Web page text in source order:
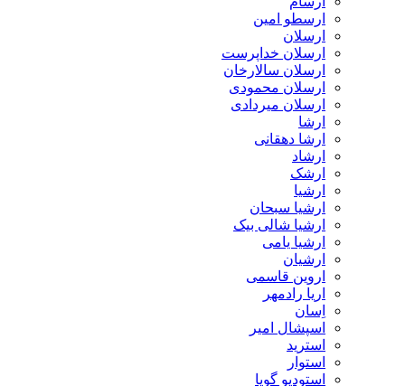
ارسطو امین
ارسلان
ارسلان خداپرست
ارسلان سالارخان
ارسلان محمودی
ارسلان میردادی
ارشا
ارشا دهقانی
ارشاد
ارشک
ارشیا
ارشیا سبحان
ارشیا شالی بیک
ارشیا یامی
ارشیان
اروین قاسمی
اریا رادمهر
اِسان
اسپشال امیر
استرید
استوار
استودیو گویا